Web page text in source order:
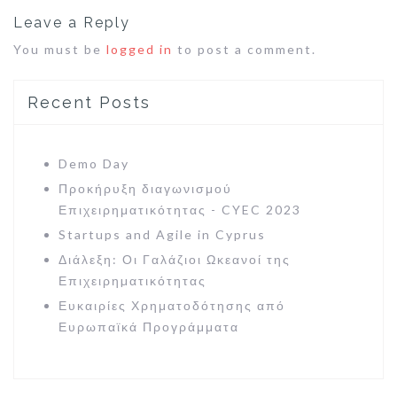
Leave a Reply
You must be logged in to post a comment.
Recent Posts
Demo Day
Προκήρυξη διαγωνισμού
Επιχειρηματικότητας - CYEC 2023
Startups and Agile in Cyprus
Διάλεξη: Οι Γαλάζιοι Ωκεανοί της
Επιχειρηµατικότητας
Ευκαιρίες Χρηματοδότησης από
Ευρωπαϊκά Προγράμματα